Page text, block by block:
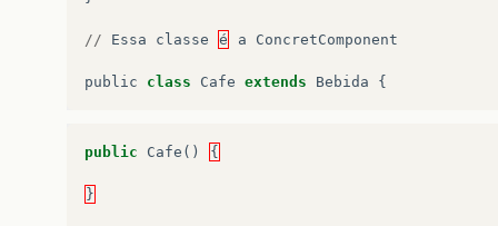
// Essa classe é a ConcretComponent
public class Cafe extends Bebida {
public Cafe () {
}